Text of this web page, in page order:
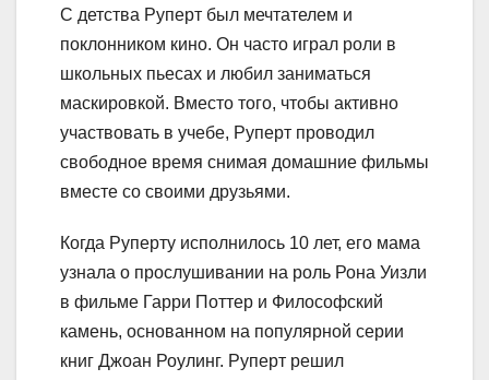
С детства Руперт был мечтателем и
поклонником кино. Он часто играл роли в
школьных пьесах и любил заниматься
маскировкой. Вместо того, чтобы активно
участвовать в учебе, Руперт проводил
свободное время снимая домашние фильмы
вместе со своими друзьями.
Когда Руперту исполнилось 10 лет, его мама
узнала о прослушивании на роль Рона Уизли
в фильме Гарри Поттер и Философский
камень, основанном на популярной серии
книг Джоан Роулинг. Руперт решил